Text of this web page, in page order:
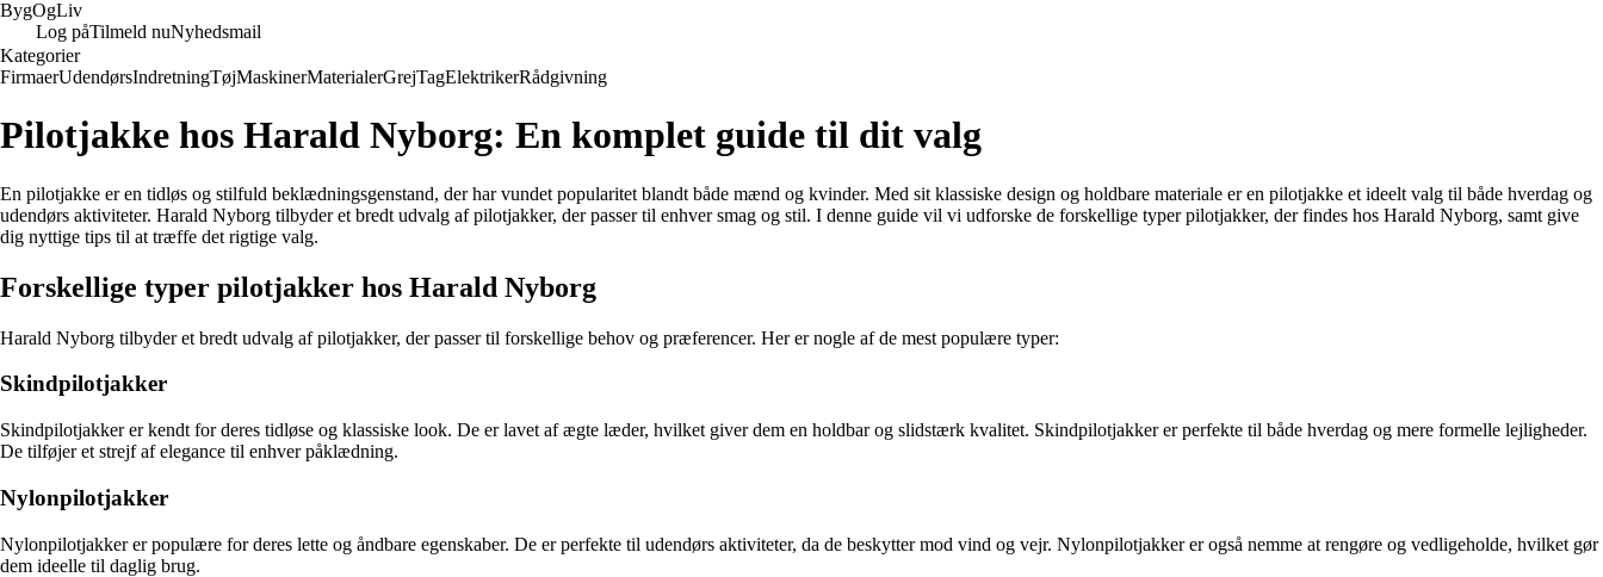
BygOgLiv
Log påTilmeld nuNyhedsmail
Kategorier
FirmaerUdendørsIndretningTøjMaskinerMaterialerGrejTagElektrikerRådgivning
Pilotjakke hos Harald Nyborg: En komplet guide til dit valg
En pilotjakke er en tidløs og stilfuld beklædningsgenstand, der har vundet popularitet blandt både mænd og kvinder. Med sit klassiske design og holdbare materiale er en pilotjakke et ideelt valg til både hverdag og
udendørs aktiviteter. Harald Nyborg tilbyder et bredt udvalg af pilotjakker, der passer til enhver smag og stil. I denne guide vil vi udforske de forskellige typer pilotjakker, der findes hos Harald Nyborg, samt give
dig nyttige tips til at træffe det rigtige valg.
Forskellige typer pilotjakker hos Harald Nyborg
Harald Nyborg tilbyder et bredt udvalg af pilotjakker, der passer til forskellige behov og præferencer. Her er nogle af de mest populære typer:
Skindpilotjakker
Skindpilotjakker er kendt for deres tidløse og klassiske look. De er lavet af ægte læder, hvilket giver dem en holdbar og slidstærk kvalitet. Skindpilotjakker er perfekte til både hverdag og mere formelle lejligheder.
De tilføjer et strejf af elegance til enhver påklædning.
Nylonpilotjakker
Nylonpilotjakker er populære for deres lette og åndbare egenskaber. De er perfekte til udendørs aktiviteter, da de beskytter mod vind og vejr. Nylonpilotjakker er også nemme at rengøre og vedligeholde, hvilket gør
dem ideelle til daglig brug.